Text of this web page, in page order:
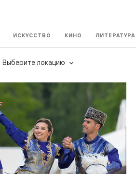
ИСКУССТВО КИНО ЛИТЕРАТУРА
Выберите локацию